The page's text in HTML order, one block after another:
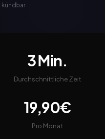
3 Min.
Durchschnittliche Zeit
19,90€
Pro Monat